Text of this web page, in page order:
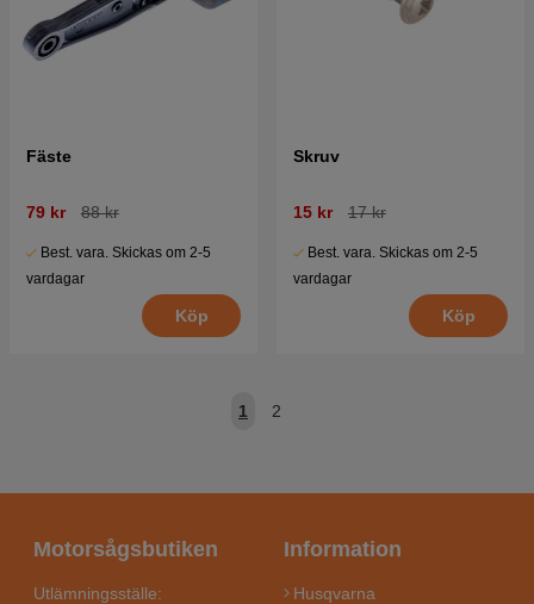
Fäste
79 kr 88 kr
Best. vara. Skickas om 2-5
vardagar
Köp
Skruv
15 kr 17 kr
Best. vara. Skickas om 2-5
vardagar
Köp
1 2
Motorsågsbutiken
Utlämningsställe:
Information
Husqvarna